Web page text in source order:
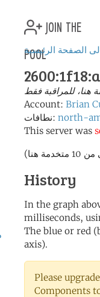
join the
pool
الصفحة الرئيسية
للمراقبة فقط
Account: Brian
نطافات: north-
This server was
History
In the graph
milliseconds,
The blue or red
axis).
Please
Components